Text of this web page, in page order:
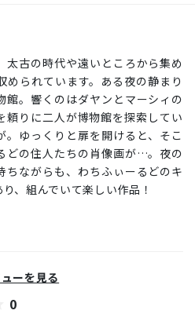
太古の時代や遠いところから集め
められています。ある夜の静まり
館。響くのはダヤンとマーシィの
頼りに二人が博物館を探索してい
。ゆっくりと扉を開けると、そこ
どの住人たちの肖像画が…。夜の
ちながらも、わちふぃーるどのキ
、組んでいて楽しい作品！
ーを見る
0